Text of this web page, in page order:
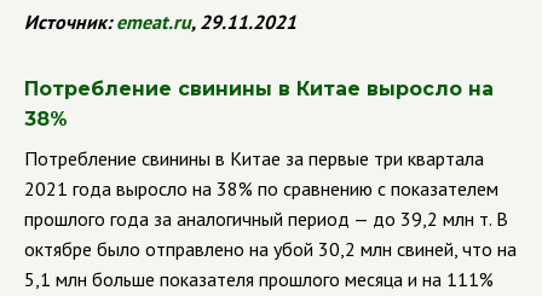
Источник:emeat.ru, 29.11.2021
Потребление свинины в Китае выросло на
38%
Потребление свинины в Китае за первые три квартала
2021 года выросло на 38% по сравнению с показателем
прошлого года за аналогичный период — до 39,2 млн т. В
октябре было отправлено на убой 30,2 млн свиней, что на
5,1 млн больше показателя прошлого месяца и на 111%